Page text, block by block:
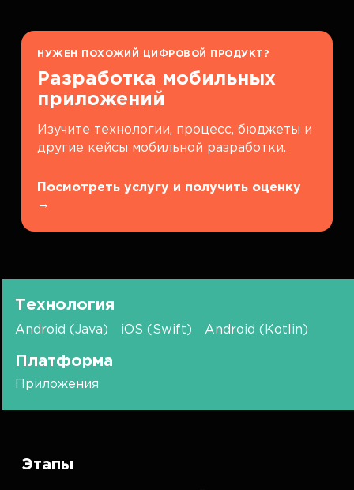
НУЖЕН ПОХОЖИЙ ЦИФРОВОЙ ПРОДУКТ?
Разработка мобильных
приложений
Изучите технологии, процесс, бюджеты и
другие кейсы мобильной разработки.
Посмотреть услугу и получить оценку
→
Технология
Android (Java) iOS (Swift) Android (Kotlin)
Платформа
Приложения
Этапы